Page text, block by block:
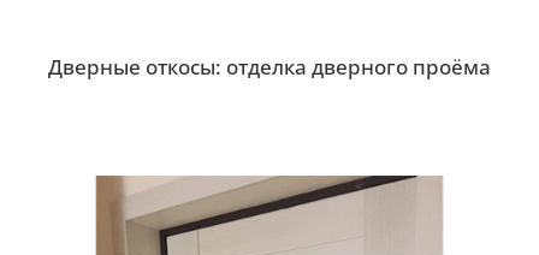
Дверные откосы: отделка дверного проёма